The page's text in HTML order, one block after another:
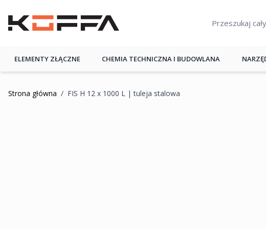
KOFFA
ELEMENTY ZŁĄCZNE CHEMIA TECHNICZNA I BUDOWLANA
Strona główna / FIS H 12 x 1000 L | tuleja stalowa